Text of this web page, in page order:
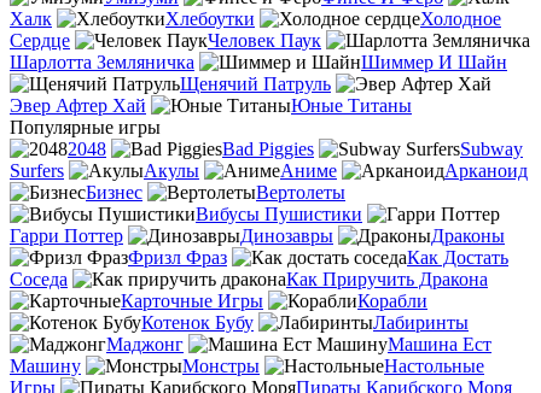
Халк
Хлебоутки
Холодное
Сердце
Человек Паук
Шарлотта Земляничка
Шиммер И Шайн
Щенячий Патруль
Эвер Афтер Хай
Юные Титаны
Популярные игры
2048
Bad Piggies
Subway
Surfers
Акулы Аниме
Арканоид
Бизнес
Вертолеты
Вибусы Пушистики
Гарри Поттер
Динозавры
Драконы
Фризл Фраз
Как Достать
Соседа
Как Приручить Дракона
Карточные Игры
Корабли
Котенок Бубу
Лабиринты
Маджонг
Машина Ест
Машину
Монстры
Настольные
Игры
Пираты Карибского Моря